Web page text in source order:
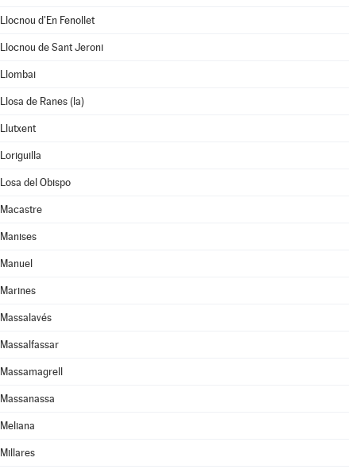
Llocnou d'En Fenollet
Llocnou de Sant Jeroni
Llombai
Llosa de Ranes (la)
Llutxent
Loriguilla
Losa del Obispo
Macastre
Manises
Manuel
Marines
Massalavés
Massalfassar
Massamagrell
Massanassa
Meliana
Millares